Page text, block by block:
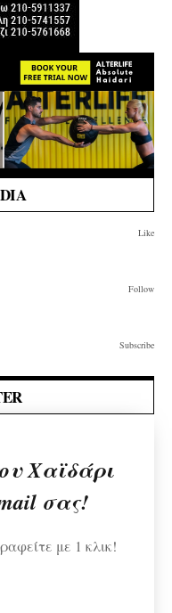
Like
Follow
Subscribe
Χαϊδάρι
σας!
με 1 κλικ!